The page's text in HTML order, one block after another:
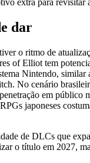
dar
o ritmo de
of Elliot tem
Nintendo, similar
No cenário
em público
japoneses
de DLCs que
o título em 2027,